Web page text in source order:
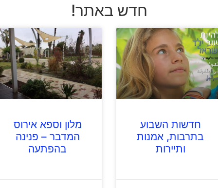
חדש באתר!
חדשות השבוע
בתרבות, אמנות
ותיירות
מלון וספא אירוס
המדבר – פנינה
בהפתעה